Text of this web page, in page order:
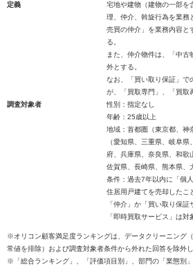
定義
宅地や建物（建物の一部を
理、仲介、斡旋行為を業務
売買の仲介」を業務内容と
る。
また、仲介物件は、「中古
外とする。
なお、「買い取り保証」で
が、「買取専門」、「買取
調査対象者
性別：指定なし
年齢：25歳以上
地域：首都圏（東京都、神
（愛知県、三重県、岐阜
府、兵庫県、奈良県、和歌
佐賀県、長崎県、熊本県、
条件：過去7年以内に「個
住居用戸建てを売却したこ
「仲介」か「買い取り保
「即時買取サービス」は対
※オリコン顧客満足度ランキングは、データクリーニング
常値を排除）および調査対象者条件から外れた回答を除外
※「総合ランキング」、「評価項目別」、部門の「業態別